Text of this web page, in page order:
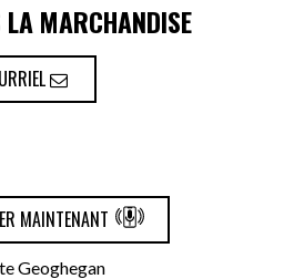
MARCHANDISE
MAINTENANT
Geoghegan